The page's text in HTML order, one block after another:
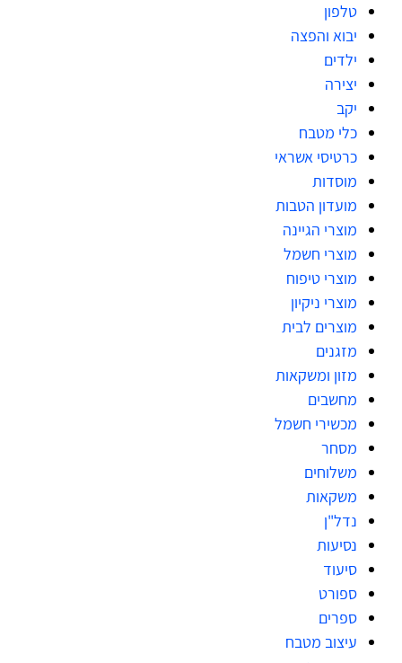
טלפון
יבוא והפצה
ילדים
יצירה
יקב
כלי מטבח
כרטיסי אשראי
מוסדות
מועדון הטבות
מוצרי הגיינה
מוצרי חשמל
מוצרי טיפוח
מוצרי ניקיון
מוצרים לבית
מזגנים
מזון ומשקאות
מחשבים
מכשירי חשמל
מסחר
משלוחים
משקאות
נדל"ן
נסיעות
סיעוד
ספורט
ספרים
עיצוב מטבח